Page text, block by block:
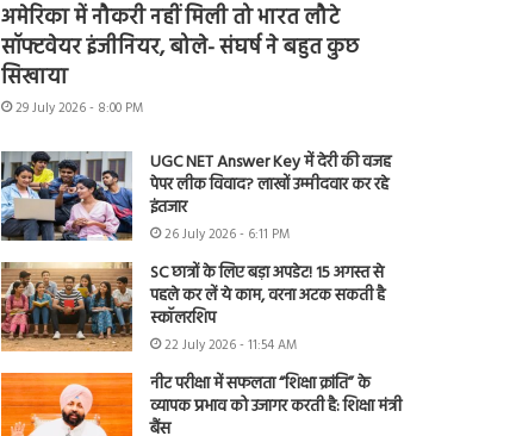
अमेरिका में नौकरी नहीं मिली तो भारत लौटे
सॉफ्टवेयर इंजीनियर, बोले- संघर्ष ने बहुत कुछ
सिखाया
29 July 2026 - 8:00 PM
UGC NET Answer Key में देरी की वजह
पेपर लीक विवाद? लाखों उम्मीदवार कर रहे
इंतजार
26 July 2026 - 6:11 PM
SC छात्रों के लिए बड़ा अपडेट! 15 अगस्त से
पहले कर लें ये काम, वरना अटक सकती है
स्कॉलरशिप
22 July 2026 - 11:54 AM
नीट परीक्षा में सफलता “शिक्षा क्रांति” के
व्यापक प्रभाव को उजागर करती है: शिक्षा मंत्री
बैंस